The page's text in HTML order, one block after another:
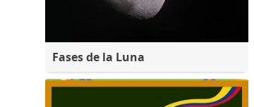
Fases de la Luna